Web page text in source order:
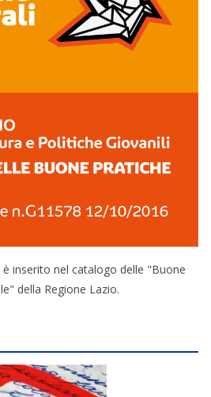
inserito nel catalogo delle "Buone
della Regione Lazio.